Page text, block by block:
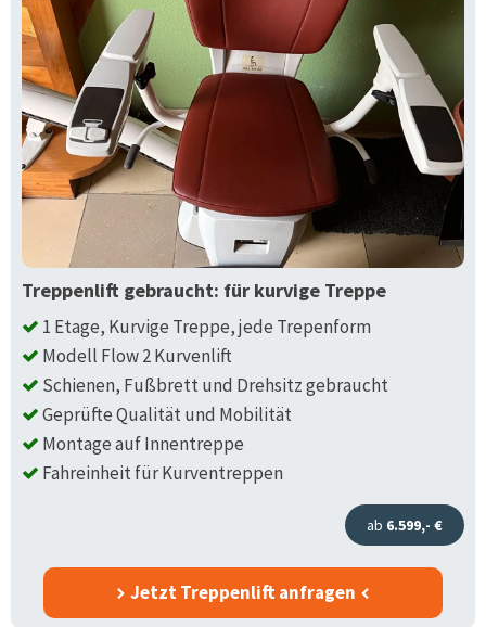
Treppenlift gebraucht: für kurvige Treppe
1 Etage, Kurvige Treppe, jede Trepenform
Modell Flow 2 Kurvenlift
Schienen, Fußbrett und Drehsitz gebraucht
Geprüfte Qualität und Mobilität
Montage auf Innentreppe
Fahreinheit für Kurventreppen
ab 6.599,- €
Jetzt Treppenlift anfragen